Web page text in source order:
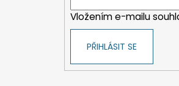
Vložením e-mailu
PŘIHLÁSIT SE